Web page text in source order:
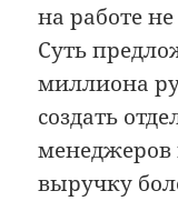
на работе
Суть
миллиона
создать
выручку